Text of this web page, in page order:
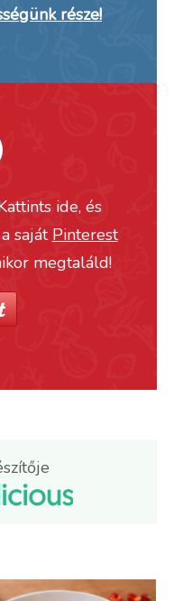
része!
ide, és
saját Pinterest
megtaláld!